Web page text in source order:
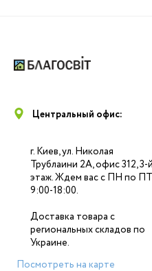
Центральный офис:
г. Киев, ул. Николая
Трублаини 2А, офис 312, 3-й
этаж. Ждем вас с ПН по
9:00-18:00.
Доставка товара с
региональных складов по
Украине.
Посмотреть на карте